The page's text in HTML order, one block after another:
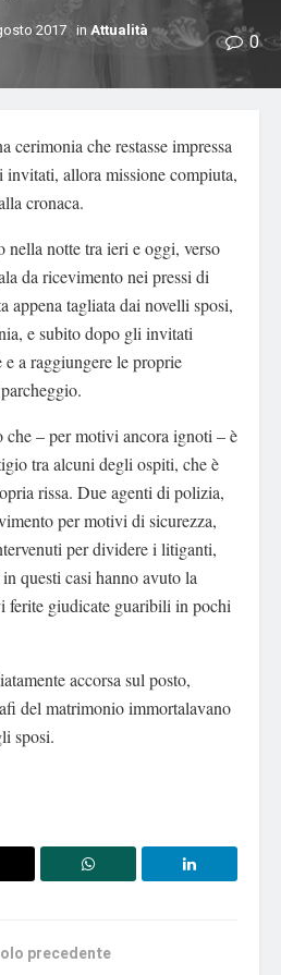
2017 in Attualità
0
cerimonia che restasse impressa
allora missione compiuta,
cronaca.
notte tra ieri e oggi, verso
da ricevimento nei pressi di
appena tagliata dai novelli sposi,
e subito dopo gli invitati
a raggiungere le proprie
che – per motivi ancora ignoti – è
tra alcuni degli ospiti, che è
rissa. Due agenti di polizia,
per motivi di sicurezza,
per dividere i litiganti,
questi casi hanno avuto la
ferite giudicate guaribili in pochi
accorsa sul posto,
del matrimonio immortalavano
sposi.
precedente